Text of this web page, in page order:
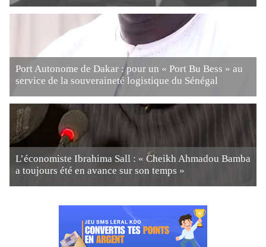
Port Autonome de Dakar : pour un « Port Bu Bess » au
service de la souveraineté logistique du Sénégal
L’économiste Ibrahima Sall : « Cheikh Ahmadou Bamba
a toujours été en avance sur son temps »